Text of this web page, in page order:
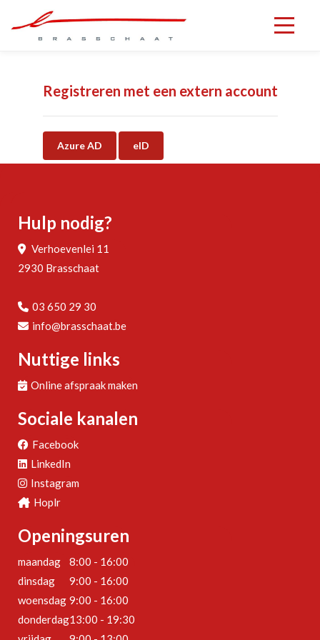
Navigatie
Registreren met een extern account
Azure AD eID
Hulp nodig?
Verhoevenlei 11
2930 Brasschaat
03 650 29 30
info@brasschaat.be
Nuttige links
Online afspraak maken
Sociale kanalen
Facebook
LinkedIn
Instagram
Hoplr
Openingsuren
maandag
dinsdag
woensdag
donderdag
8:00 - 16:00
9:00 - 16:00
9:00 - 16:00
13:00 - 19:30